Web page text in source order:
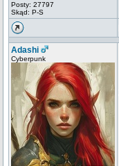
Posty: 27797
Skąd: P-S
Adashi
Cyberpunk